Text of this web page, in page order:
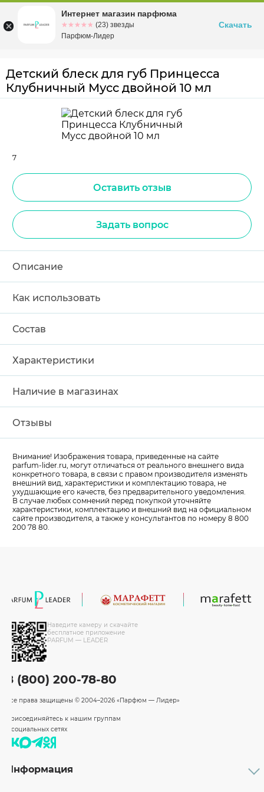
Омскул. Заозерная, 11, к. 1
Детский блеск для губ Принцесса
Клубничный Мусс двойной 10 мл
7
Оставить отзыв
Задать вопрос
Описание
Как использовать
Состав
Характеристики
Наличие в магазинах
Отзывы
Внимание! Изображения товара, приведенные на сайте
parfum-lider.ru, могут отличаться от реального внешнего вида
конкретного товара, в связи с правом производителя изменять
внешний вид, характеристики и комплектацию товара, не
ухудшающие его качеств, без предварительного уведомления.
В случае любых сомнений перед покупкой уточняйте
характеристики, комплектацию и внешний вид на официальном
сайте производителя, а также у консультантов по номеру 8 800
200 78 80.
Наведите камеру и скачайте
бесплатное приложение
PARFUM — LEADER
8 (800) 200-78-80
Все права защищены © 2004–2026 «Парфюм — Лидер»
Присоединяйтесь к нашим группам
в социальных сетях
Информация
Интернет магазин парфюма
☆☆☆☆☆
★★★★★ (23) звезды
Парфюм-Лидер
Скачать